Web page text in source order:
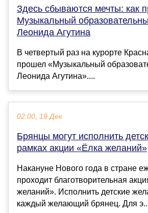
Здесь сбываются мечты: как
Музыкальный
Леонида Агутина
В четвертый раз на курорте
прошел «Музыкальный
Леонида Агутина»....
02:00, 19 Дек
Брянцы могут исполнить
рамках акции «Ёлка желаний»
Накануне Нового года в стране
проходит благотворительная
желаний». Исполнить детские
каждый желающий брянец. Для